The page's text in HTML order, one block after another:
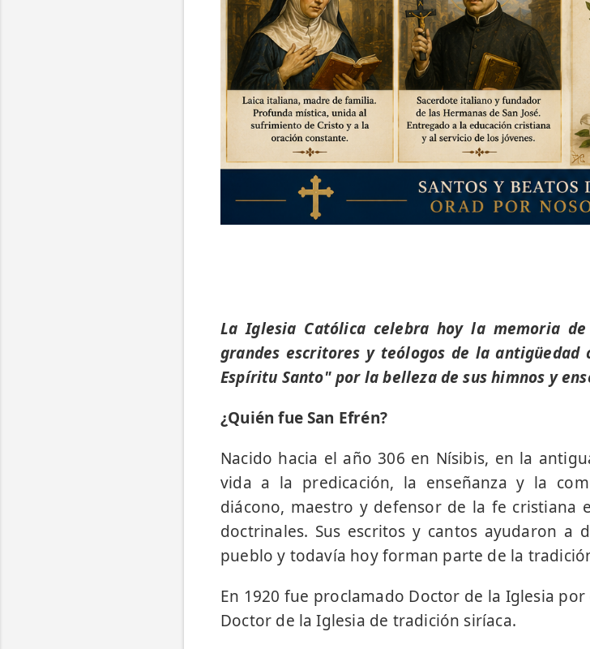
La Iglesia Católica celebra hoy la memoria
grandes escritores y teólogos de la
Espíritu Santo" por la belleza de sus himnos y
¿Quién fue San Efrén?
Nacido hacia el año 306 en Nísibis, en la
vida a la predicación, la enseñanza y la
diácono, maestro y defensor de la fe cristiana
doctrinales. Sus escritos y cantos ayudaron
pueblo y todavía hoy forman parte de la
En 1920 fue proclamado Doctor de la Iglesia
Doctor de la Iglesia de tradición siríaca.